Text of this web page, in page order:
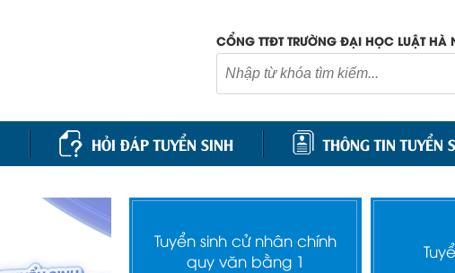
CỔNG TTĐT TRƯỜNG ĐẠI HỌC LUẬT HÀ
HỎI ĐÁP TUYỂN SINH THÔNG TIN TUYỂN
Tuyển sinh cử nhân chính
quy văn bằng 1